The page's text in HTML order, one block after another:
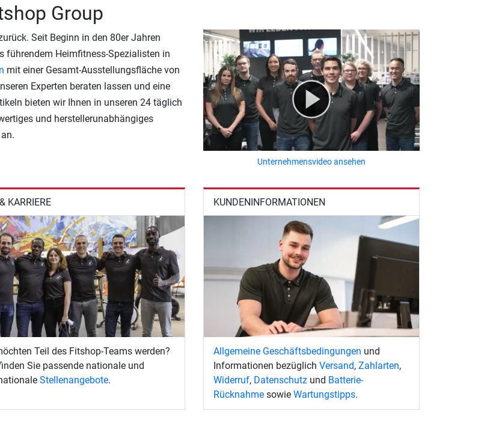
Group
Seit Beginn in den 80er Jahren
führendem Heimfitness-Spezialisten in
mit einer Gesamt-Ausstellungsfläche von
Experten beraten lassen und eine
bieten wir Ihnen in unseren 24 täglich
und herstellerunabhängiges
Unternehmensvideo ansehen
KARRIERE
Teil des Fitshop-Teams werden?
Sie passende nationale und
Stellenangebote.
KUNDENINFORMATIONEN
Allgemeine Geschäftsbedingungen und
Informationen bezüglich Versand, Zahlarten,
Widerruf, Datenschutz und Batterie-
Rücknahme sowie Wartungstipps.